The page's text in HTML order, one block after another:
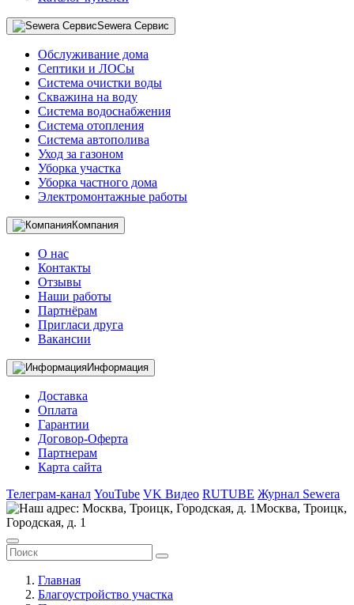
Sewera Сервис
Обслуживание дома
Септики и ЛОСы
Система очистки воды
Скважина на воду
Система водоснабжения
Система отопления
Система автополива
Уход за газоном
Уборка участка
Уборка частного дома
Электромонтажные работы
Компания
О нас
Контакты
Отзывы
Наши работы
Партнёрам
Пригласи друга
Вакансии
Информация
Доставка
Оплата
Гарантии
Договор-Оферта
Партнерам
Карта сайта
Телеграм-канал YouTube VK Видео RUTUBE Журнал Sewera
Москва, Троицк,
Городская, д. 1
Главная
Благоустройство участка